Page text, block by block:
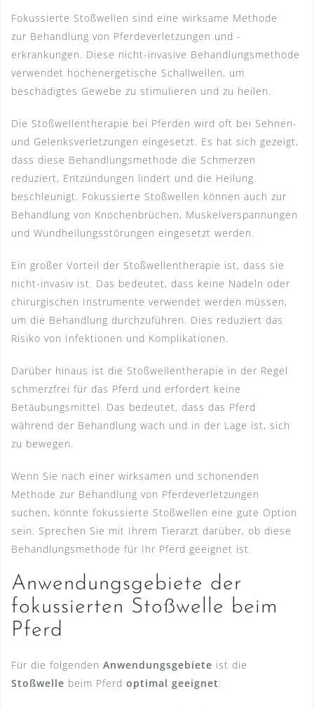
Fokussierte Stoßwellen sind eine wirksame Methode
zur Behandlung von Pferdeverletzungen und -
erkrankungen. Diese nicht-invasive Behandlungsmethode
verwendet hochenergetische Schallwellen, um
beschädigtes Gewebe zu stimulieren und zu heilen.
Die Stoßwellentherapie bei Pferden wird oft bei Sehnen-
und Gelenksverletzungen eingesetzt. Es hat sich gezeigt,
dass diese Behandlungsmethode die Schmerzen
reduziert, Entzündungen lindert und die Heilung
beschleunigt. Fokussierte Stoßwellen können auch zur
Behandlung von Knochenbrüchen, Muskelverspannungen
und Wundheilungsstörungen eingesetzt werden.
Ein großer Vorteil der Stoßwellentherapie ist, dass sie
nicht-invasiv ist. Das bedeutet, dass keine Nadeln oder
chirurgischen Instrumente verwendet werden müssen,
um die Behandlung durchzuführen. Dies reduziert das
Risiko von Infektionen und Komplikationen.
Darüber hinaus ist die Stoßwellentherapie in der Regel
schmerzfrei für das Pferd und erfordert keine
Betäubungsmittel. Das bedeutet, dass das Pferd
während der Behandlung wach und in der Lage ist, sich
zu bewegen.
Wenn Sie nach einer wirksamen und schonenden
Methode zur Behandlung von Pferdeverletzungen
suchen, könnte fokussierte Stoßwellen eine gute Option
sein. Sprechen Sie mit Ihrem Tierarzt darüber, ob diese
Behandlungsmethode für Ihr Pferd geeignet ist.
Anwendungsgebiete der
fokussierten Stoßwelle beim
Pferd
Für die folgenden Anwendungsgebiete ist die
Stoßwelle beim Pferd optimal geeignet: